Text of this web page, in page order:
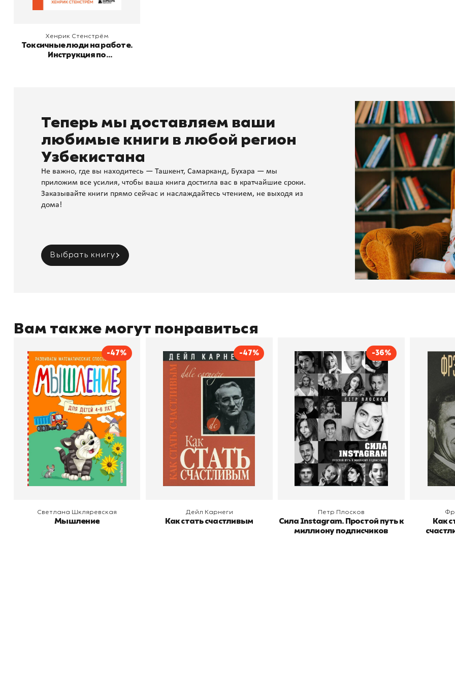
Хенрик Стенстрём
Токсичные люди на работе.
Инструкция по
Теперь мы доставляем ваши
любимые книги в любой регион
Узбекистана
Не важно, где вы находитесь — Ташкент, Самарканд, Бухара — мы
приложим все усилия, чтобы ваша книга достигла вас в кратчайшие сроки.
Заказывайте книги прямо сейчас и наслаждайтесь чтением, не выходя из
дома!
Выбрать книгу
Вам также могут понравиться
-47%
Мышление
Автор
Светлана Шкляревская
Издательство
Эксмодетство
В корзину
Светлана Шкляревская
Мышление
-47%
Как стать счастливым
Автор
Дейл Карнеги
Издательство
Попурри, Минск
В корзину
Дейл Карнеги
Как стать счастливым
-36%
Сила Instagram. Простой
путь к миллиону
подписчиков
Автор
Петр Плосков
Издательство
Бомбора
В корзину
Петр Плосков
Сила Instagram. Простой путь к
миллиону подписчиков
Как
В
Как